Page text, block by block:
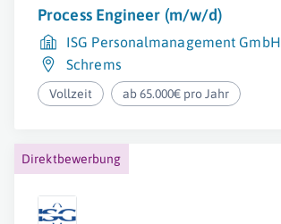
Process Engineer (m/w/d)
ISG Personalmanagement GmbH
Schrems
Vollzeit ab 65.000€ pro Jahr
Direktbewerbung